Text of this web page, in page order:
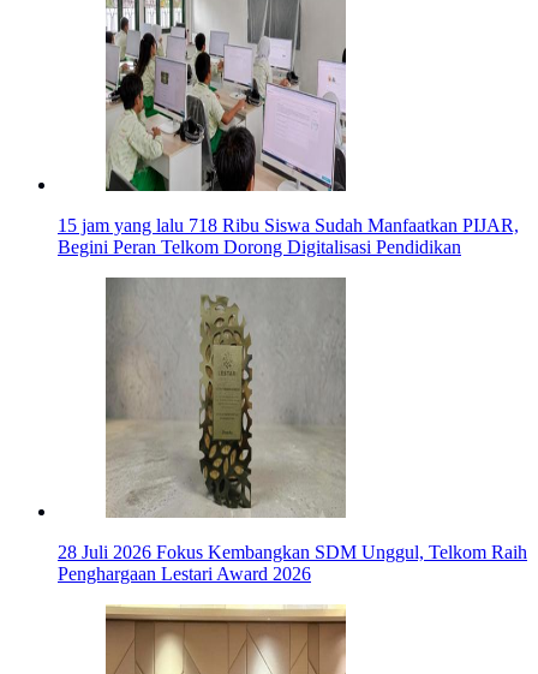
15 jam yang lalu 718 Ribu Siswa Sudah Manfaatkan PIJAR,
Begini Peran Telkom Dorong Digitalisasi Pendidikan
28 Juli 2026 Fokus Kembangkan SDM Unggul, Telkom Raih
Penghargaan Lestari Award 2026